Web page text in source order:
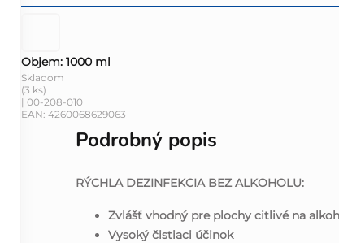
Objem: 1000 ml
Skladom
(3 ks)
| 00-208-010
EAN: 4260068629063
Podrobný popis
RÝCHLA DEZINFEKCIA BEZ ALKOHOLU:
Zvlášť vhodný pre plochy citlivé na
Vysoký čistiaci účinok